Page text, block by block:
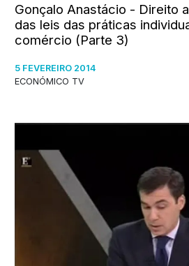
Gonçalo Anastácio - Direito
das leis das práticas
comércio (Parte 3)
5 FEVEREIRO 2014
ECONÓMICO TV